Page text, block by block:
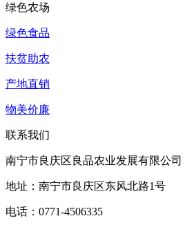
绿色农场
绿色食品
扶贫助农
产地直销
物美价廉
联系我们
南宁市良庆区良品农业发展有限公司
地址：南宁市良庆区东风北路1号
电话：0771-4506335